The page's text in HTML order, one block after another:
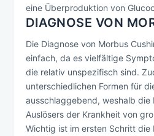
eine Überproduktion von
DIAGNOSE VON
Die Diagnose von Morbus
einfach, da es vielfältige
die relativ unspezifisch sind.
unterschiedlichen Formen für
ausschlaggebend, weshalb die
Auslösers der Krankheit von
Wichtig ist im ersten Schritt die